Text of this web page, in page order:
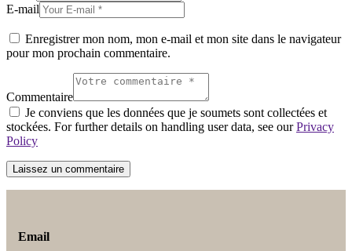
E-mail
Enregistrer mon nom, mon e-mail et mon site dans le navigateur
pour mon prochain commentaire.
Commentaire
Je conviens que les données que je soumets sont collectées et
stockées. For further details on handling user data, see ourPrivacy
Policy
Email